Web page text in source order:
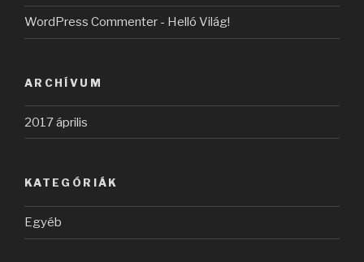
WordPress Commenter - Helló Világ!
ARCHÍVUM
2017 április
KATEGÓRIÁK
Egyéb